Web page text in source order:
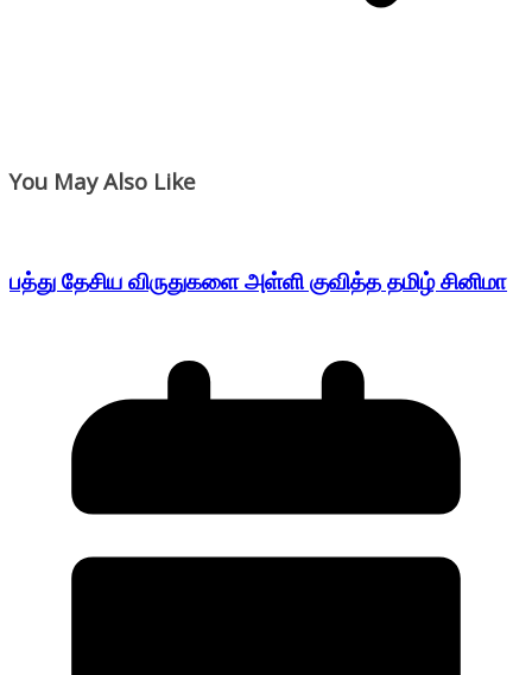
You May Also Like
பத்து தேசிய விருதுகளை அள்ளி குவித்த தமிழ் சினிமா